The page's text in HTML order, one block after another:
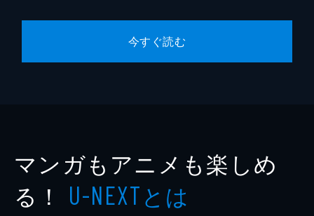
今すぐ読む
マンガもアニメも楽しめ
る！ U-NEXTとは